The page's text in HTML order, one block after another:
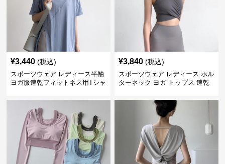
¥3,440 (税込)
スポーツウェア レディース半袖
ヨガ服速乾フィットネス用Tシャ
¥3,840 (税込)
スポーツウェア レディース ホル
ターネック ヨガ トップス 速乾